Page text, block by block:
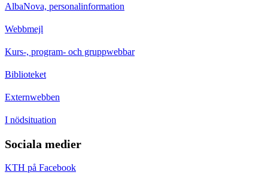
AlbaNova, personalinformation
Webbmejl
Kurs-, program- och gruppwebbar
Biblioteket
Externwebben
I nödsituation
Sociala medier
KTH på Facebook